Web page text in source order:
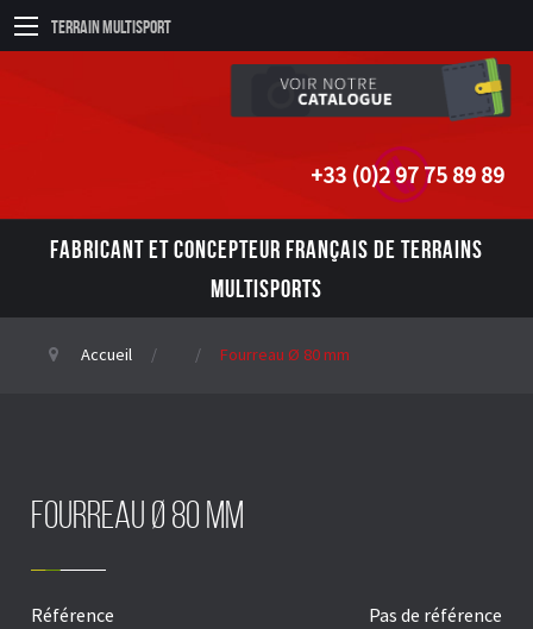
Terrain Multisport
+33 (0)2 97 75 89 89
FABRICANT ET CONCEPTEUR FRANÇAIS DE TERRAINS
MULTISPORTS
Accueil Fourreau Ø 80 mm
Fourreau Ø 80 mm
Référence Pas de référence